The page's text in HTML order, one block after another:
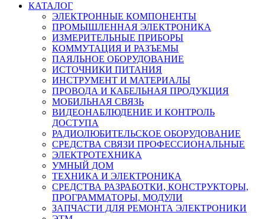
КАТАЛОГ
ЭЛЕКТРОННЫЕ КОМПОНЕНТЫ
ПРОМЫШЛЕННАЯ ЭЛЕКТРОНИКА
ИЗМЕРИТЕЛЬНЫЕ ПРИБОРЫ
КОММУТАЦИЯ И РАЗЪЕМЫ
ПАЯЛЬНОЕ ОБОРУДОВАНИЕ
ИСТОЧНИКИ ПИТАНИЯ
ИНСТРУМЕНТ И МАТЕРИАЛЫ
ПРОВОДА И КАБЕЛЬНАЯ ПРОДУКЦИЯ
МОБИЛЬНАЯ СВЯЗЬ
ВИДЕОНАБЛЮДЕНИЕ И КОНТРОЛЬ
ДОСТУПА
РАДИОЛЮБИТЕЛЬСКОЕ ОБОРУДОВАНИЕ
СРЕДСТВА СВЯЗИ ПРОФЕССИОНАЛЬНЫЕ
ЭЛЕКТРОТЕХНИКА
УМНЫЙ ДОМ
ТЕХНИКА И ЭЛЕКТРОНИКА
СРЕДСТВА РАЗРАБОТКИ, КОНСТРУКТОРЫ,
ПРОГРАММАТОРЫ, МОДУЛИ
ЗАПЧАСТИ ДЛЯ РЕМОНТА ЭЛЕКТРОНИКИ